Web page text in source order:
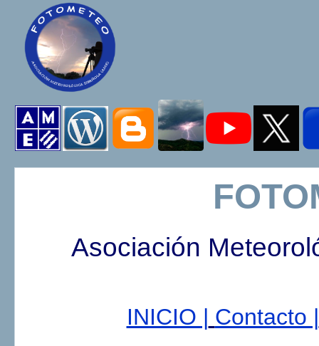
Asociación
INICIO | Contacto |